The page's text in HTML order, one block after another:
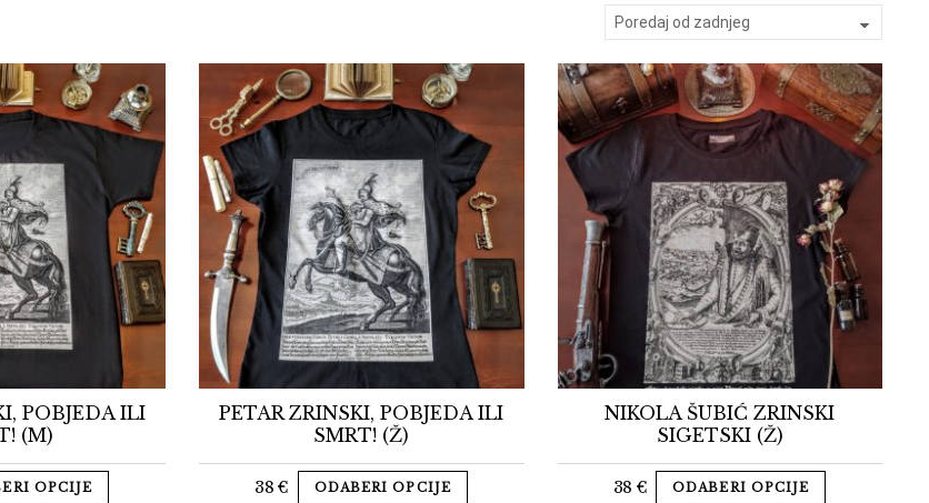
POBJEDA ILI
(M)
OPCIJE
PETAR ZRINSKI, POBJEDA ILI
SMRT! (Ž)
38 € ODABERI OPCIJE
NIKOLA ŠUBIĆ ZRINSKI
SIGETSKI (Ž)
38 € ODABERI OPCIJE